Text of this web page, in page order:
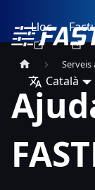
Lloc
Català